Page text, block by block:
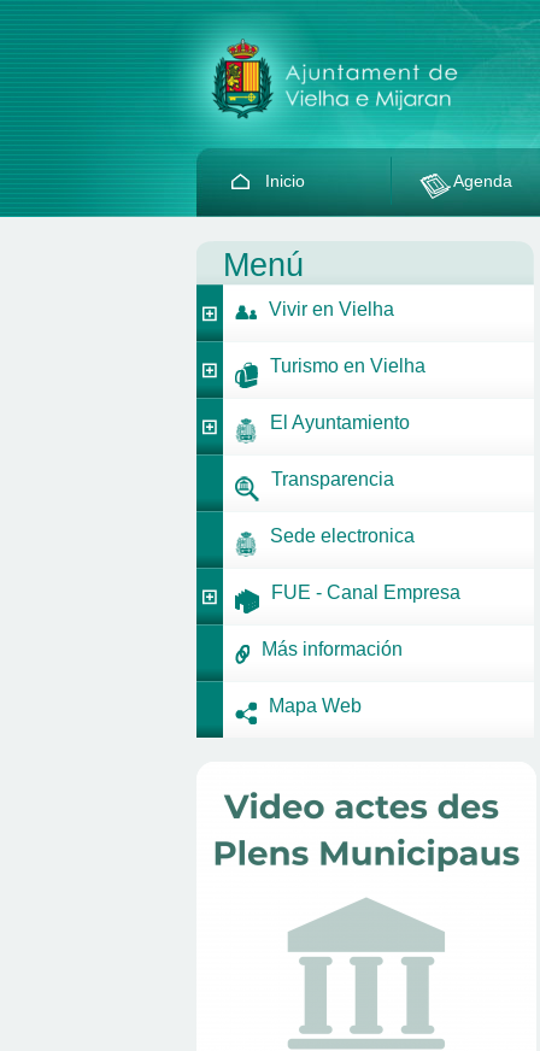
Inicio Agenda
Menú
Vivir en Vielha
Turismo en Vielha
El Ayuntamiento
Transparencia
Sede electronica
FUE - Canal Empresa
Más información
Mapa Web